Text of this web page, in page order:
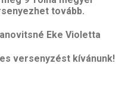
tovább.
Eke Violetta
versenyzést kívánunk!